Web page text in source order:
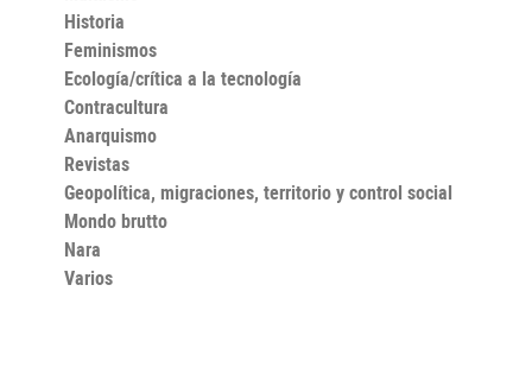
Historia
Feminismos
Ecología/crítica a la tecnología
Contracultura
Anarquismo
Revistas
Geopolítica, migraciones, territorio y control social
Mondo brutto
Nara
Varios